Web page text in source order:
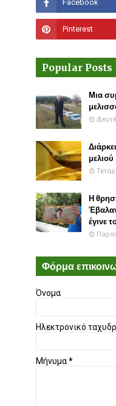
Popular Posts
Μια
μελιού
Η
έγινε
Φόρμα
Όνομα
Ηλεκτρονικό
Μήνυμα*